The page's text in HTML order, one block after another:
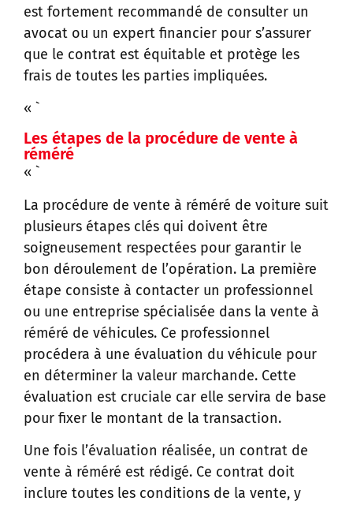
est fortement recommandé de consulter un
avocat ou un expert financier pour s’assurer
que le contrat est équitable et protège les
frais de toutes les parties impliquées.
« `
Les étapes de la procédure de vente à
réméré
« `
La procédure de vente à réméré de voiture suit
plusieurs étapes clés qui doivent être
soigneusement respectées pour garantir le
bon déroulement de l’opération. La première
étape consiste à contacter un professionnel
ou une entreprise spécialisée dans la vente à
réméré de véhicules. Ce professionnel
procédera à une évaluation du véhicule pour
en déterminer la valeur marchande. Cette
évaluation est cruciale car elle servira de base
pour fixer le montant de la transaction.
Une fois l’évaluation réalisée, un contrat de
vente à réméré est rédigé. Ce contrat doit
inclure toutes les conditions de la vente, y